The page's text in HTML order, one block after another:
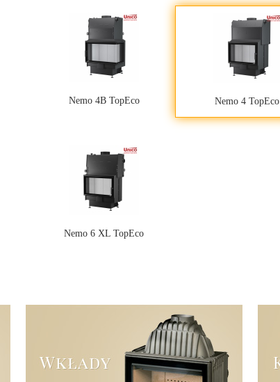
Nemo 4B TopEco Nemo 4 TopEco
Nemo 6 XL TopEco